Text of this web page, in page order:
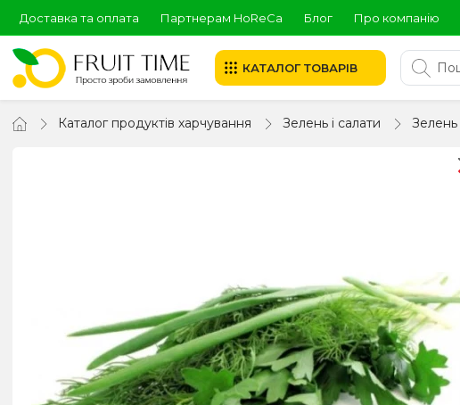
Доставка та оплата Партнерам HoReCa Блог Про компанію
КАТАЛОГ ТОВАРІВ
Каталог продуктів харчування Зелень і салати Зелень